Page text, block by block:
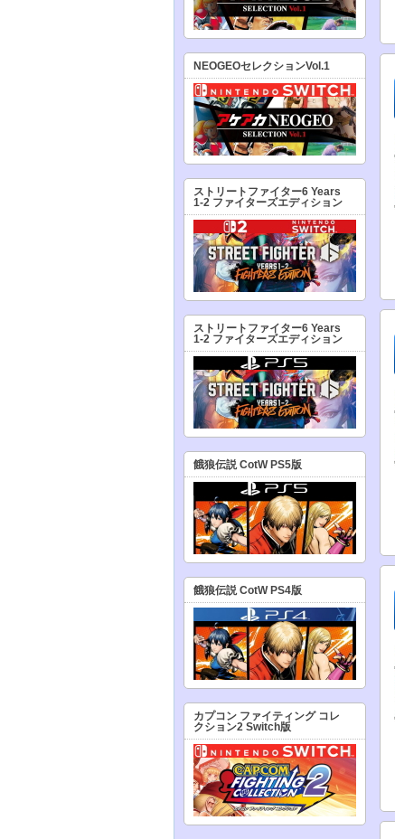
NEOGEOセレクションVol.1
ストリートファイター6 Years
1-2 ファイターズエディション
ストリートファイター6 Years
1-2 ファイターズエディション
餓狼伝説 CotW PS5版
餓狼伝説 CotW PS4版
カプコン ファイティング コレ
クション2 Switch版